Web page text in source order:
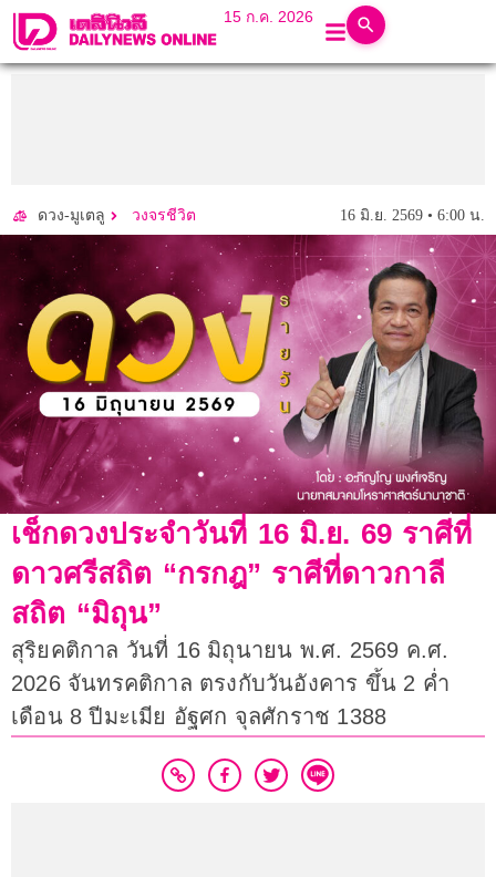
15 ก.ค. 2026
ดวง-มูเตลู วงจรชีวิต 16 มิ.ย. 2569 • 6:00 น.
เช็กดวงประจำวันที่ 16 มิ.ย. 69 ราศีที่
ดาวศรีสถิต “กรกฎ” ราศีที่ดาวกาลี
สถิต “มิถุน”
สุริยคติกาล วันที่ 16 มิถุนายน พ.ศ. 2569 ค.ศ.
2026 จันทรคติกาล ตรงกับวันอังคาร ขึ้น 2 ค่ำ
เดือน 8 ปีมะเมีย อัฐศก จุลศักราช 1388